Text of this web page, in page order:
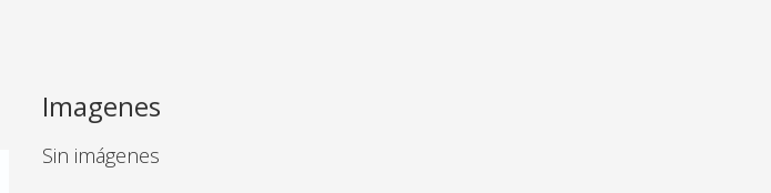
Imagenes
Sin imágenes